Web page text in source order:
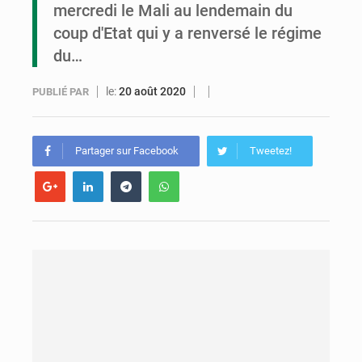
mercredi le Mali au lendemain du
coup d'Etat qui y a renversé le régime
du…
PUBLIÉ PAR le:20 août 2020
Partager sur Facebook Tweetez!